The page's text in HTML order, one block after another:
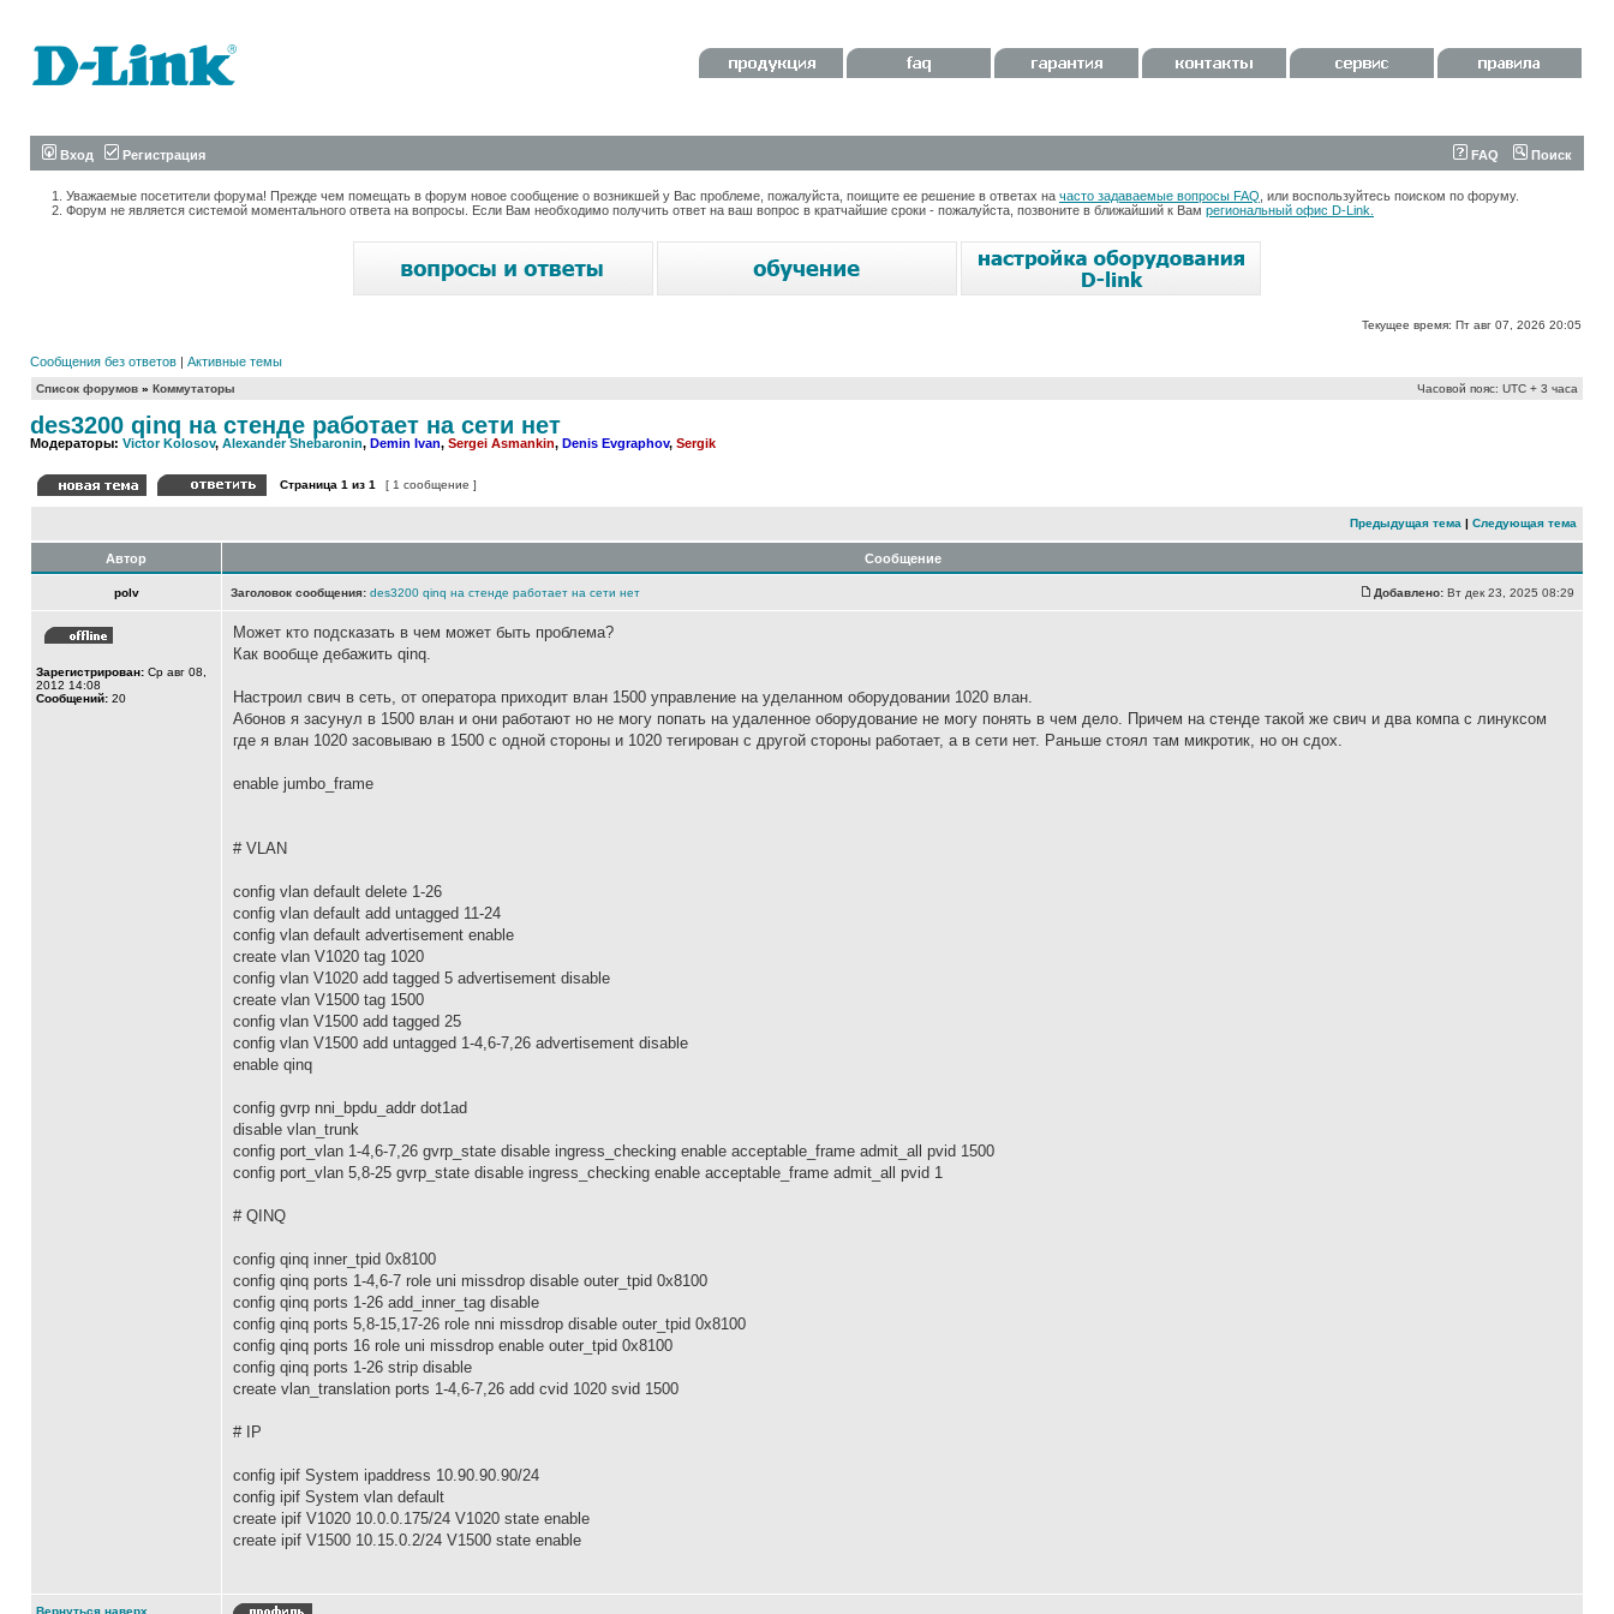
Вход Регистрация FAQ Поиск
Уважаемые посетители форума! Прежде чем помещать в форум новое сообщение о возникшей у Вас проблеме, пожалуйста, поищите ее решение в ответах на часто задаваемые вопросы FAQ , или воспользуйтесь поиском по форуму.
Форум не является системой моментального ответа на вопросы. Если Вам необходимо получить ответ на ваш вопрос в кратчайшие сроки - пожалуйста, позвоните в ближайший к Вам региональный офис D-Link.
Текущее время: Пт авг 07, 2026 20:05
Сообщения без ответов | Активные темы
Список форумов » Коммутаторы Часовой пояс: UTC + 3 часа
des3200 qinq на стенде работает на сети нет
Модераторы: Victor Kolosov, Alexander Shebaronin, Demin Ivan, Sergei Asmankin, Denis Evgraphov, Sergik
Страница 1 из 1 [ 1 сообщение ]
Предыдущая тема | Следующая тема
Автор Сообщение
polv Заголовок сообщения: des3200 qinq на стенде работает на сети нет Добавлено: Вт дек 23, 2025 08:29
Зарегистрирован: Ср авг 08,
2012 14:08
Сообщений: 20
Может кто подсказать в чем может быть проблема?
Как вообще дебажить qinq.
Настроил свич в сеть, от оператора приходит влан 1500 управление на уделанном оборудовании 1020 влан.
Абонов я засунул в 1500 влан и они работают но не могу попать на удаленное оборудование не могу понять в чем дело. Причем на стенде такой же свич и два компа с линуксом
где я влан 1020 засовываю в 1500 с одной стороны и 1020 тегирован с другой стороны работает, а в сети нет. Раньше стоял там микротик, но он сдох.
enable jumbo_frame
# VLAN
config vlan default delete 1-26
config vlan default add untagged 11-24
config vlan default advertisement enable
create vlan V1020 tag 1020
config vlan V1020 add tagged 5 advertisement disable
create vlan V1500 tag 1500
config vlan V1500 add tagged 25
config vlan V1500 add untagged 1-4,6-7,26 advertisement disable
enable qinq
config gvrp nni_bpdu_addr dot1ad
disable vlan_trunk
config port_vlan 1-4,6-7,26 gvrp_state disable ingress_checking enable acceptable_frame admit_all pvid 1500
config port_vlan 5,8-25 gvrp_state disable ingress_checking enable acceptable_frame admit_all pvid 1
# QINQ
config qinq inner_tpid 0x8100
config qinq ports 1-4,6-7 role uni missdrop disable outer_tpid 0x8100
config qinq ports 1-26 add_inner_tag disable
config qinq ports 5,8-15,17-26 role nni missdrop disable outer_tpid 0x8100
config qinq ports 16 role uni missdrop enable outer_tpid 0x8100
config qinq ports 1-26 strip disable
create vlan_translation ports 1-4,6-7,26 add cvid 1020 svid 1500
# IP
config ipif System ipaddress 10.90.90.90/24
config ipif System vlan default
create ipif V1020 10.0.0.175/24 V1020 state enable
create ipif V1500 10.15.0.2/24 V1500 state enable
Вернуться наверх